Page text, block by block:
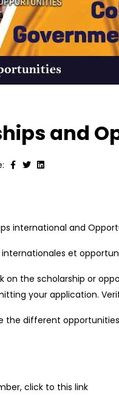
and
international and
et
on the scholarship or
your application.
the different
click to this link